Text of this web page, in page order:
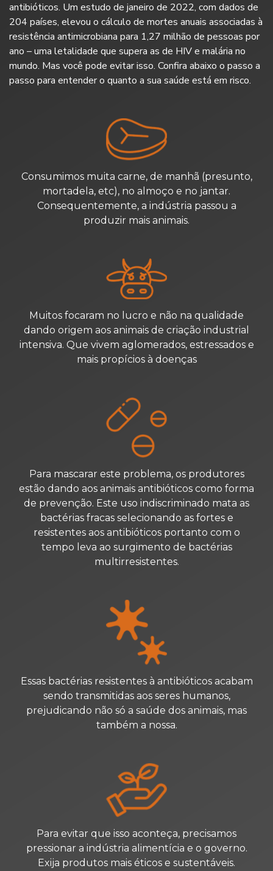
antibióticos. Um estudo de janeiro de 2022, com dados de
204 países, elevou o cálculo de mortes anuais associadas à
resistência antimicrobiana para 1,27 milhão de pessoas por
ano – uma letalidade que supera as de HIV e malária no
mundo. Mas você pode evitar isso. Confira abaixo o passo a
passo para entender o quanto a sua saúde está em risco.
Consumimos muita carne, de manhã (presunto,
mortadela, etc), no almoço e no jantar.
Consequentemente, a indústria passou a
produzir mais animais.
Muitos focaram no lucro e não na qualidade
dando origem aos animais de criação industrial
intensiva. Que vivem aglomerados,estressados e
mais propícios à doenças
Para mascarar este problema, os produtores
estão dando aos animais antibióticos como forma
de prevenção. Este uso indiscriminado mata as
bactérias fracas selecionando as fortes e
resistentes aos antibióticosportanto com o
tempo leva ao surgimento de bactérias
multirresistentes.
Essas bactérias resistentes à antibióticos acabam
sendo transmitidasaos seres humanos,
prejudicando não só a saúde dos animais, mas
também a nossa.
Para evitar que isso aconteça, precisamos
pressionar a indústria alimentícia e o governo.
Exija produtos mais éticos e sustentáveis.